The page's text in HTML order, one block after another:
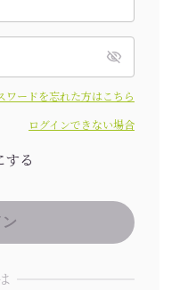
ワードを忘れた方はこちら
ログインできない場合
る